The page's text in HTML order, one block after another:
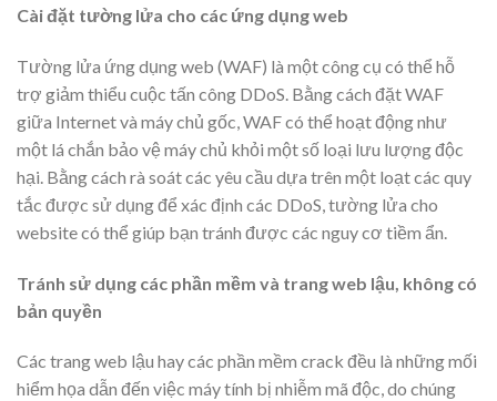
Cài đặt tường lửa cho các ứng dụng web
Tường lửa ứng dụng web (WAF) là một công cụ có thể hỗ
trợ giảm thiểu cuộc tấn công DDoS. Bằng cách đặt WAF
giữa Internet và máy chủ gốc, WAF có thể hoạt động như
một lá chắn bảo vệ máy chủ khỏi một số loại lưu lượng độc
hại. Bằng cách rà soát các yêu cầu dựa trên một loạt các quy
tắc được sử dụng để xác định các DDoS, tường lửa cho
website có thể giúp bạn tránh được các nguy cơ tiềm ẩn.
Tránh sử dụng các phần mềm và trang web lậu, không có
bản quyền
Các trang web lậu hay các phần mềm crack đều là những mối
hiểm họa dẫn đến việc máy tính bị nhiễm mã độc, do chúng